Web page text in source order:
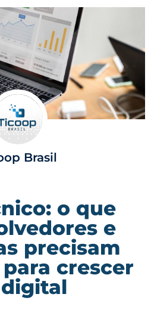
Brasil
o que
e
precisam
crescer